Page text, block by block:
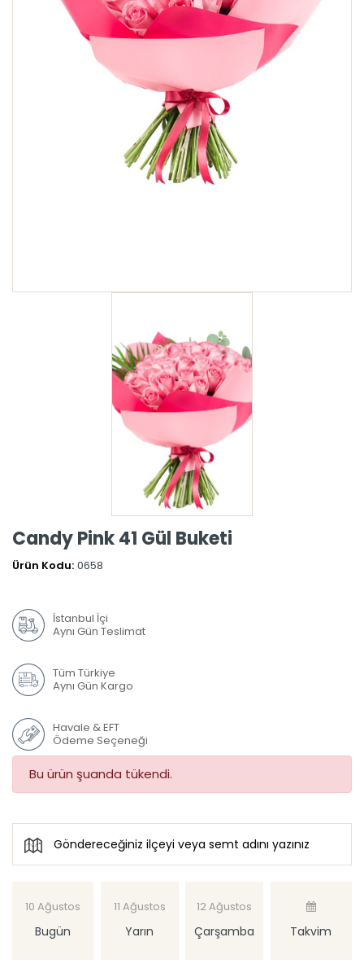
Candy Pink 41 Gül Buketi
Ürün Kodu: 0658
İstanbul İçi
Aynı Gün Teslimat
Tüm Türkiye
Aynı Gün Kargo
Havale & EFT
Ödeme Seçeneği
Bu ürün şuanda tükendi.
10 Ağustos
Bugün
11 Ağustos
Yarın
12 Ağustos
Çarşamba Takvim